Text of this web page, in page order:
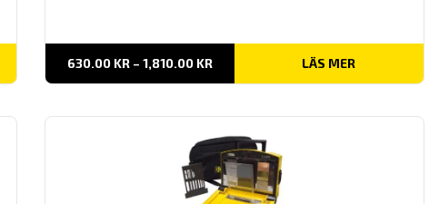
630.00 KR – 1,810.00 KRPRISINTERVALL:
TILL
LÄS MER